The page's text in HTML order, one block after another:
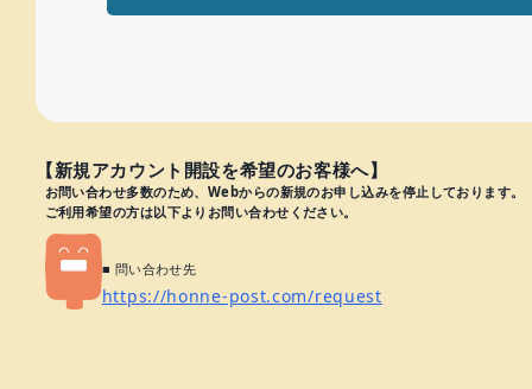
【新規アカウント開設を希望のお客様へ】
お問い合わせ多数のため、Webからの新規のお申し込みを停止しております。
ご利用希望の方は以下よりお問い合わせください。
■ 問い合わせ先
https://honne-post.com/request